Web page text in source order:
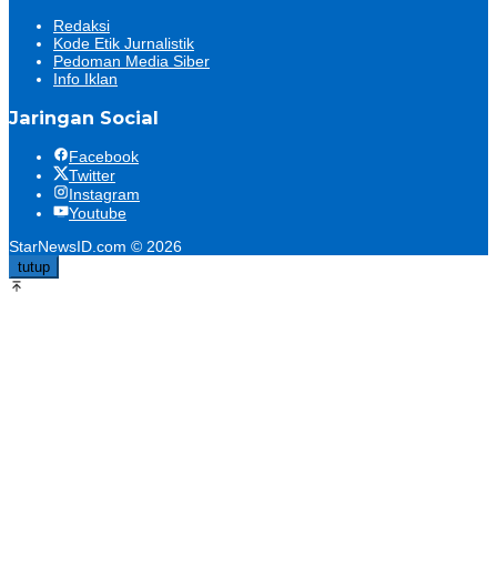
Redaksi
Kode Etik Jurnalistik
Pedoman Media Siber
Info Iklan
Jaringan Social
Facebook
Twitter
Instagram
Youtube
StarNewsID.com © 2026
tutup